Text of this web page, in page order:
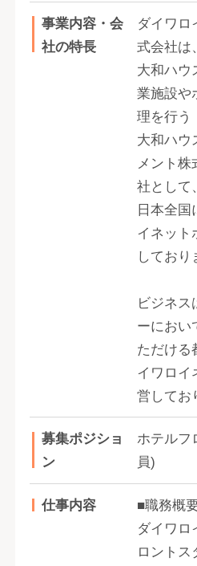
事業内容・会
社の特長
ダイワロ
式会社は、
大和ハウ
業施設や
理を行う
大和ハウ
メント株
社として、
日本全国
イネット
しており
ビジネス
ーにおい
ただける
イワロイ
営してお
募集ポジショ
ン
ホテルフ
員)
仕事内容
■職務概
ダイワロ
ロントス